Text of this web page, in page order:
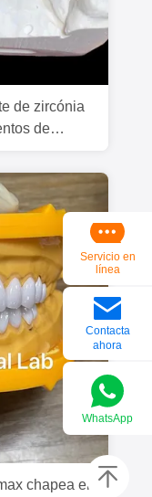
de zircónia
de
chapea el
Servicio en
línea
Contacta
ahora
WhatsApp